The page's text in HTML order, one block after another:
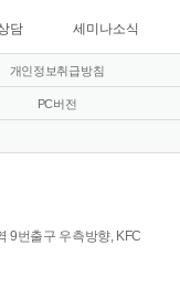
담 세미나소식
개인정보취급방침
PC버전
9번출구 우측방향, KFC